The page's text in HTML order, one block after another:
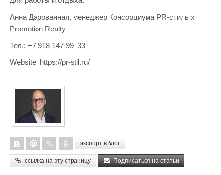
Анна Дарованная, менеджер Консорциума PR-стиль х
Promotion Realty
Тел.: +7 918 147 99 33
Website: https://pr-stil.ru/
экспорт в блог
ссылка на эту страницу Подписаться на статьи